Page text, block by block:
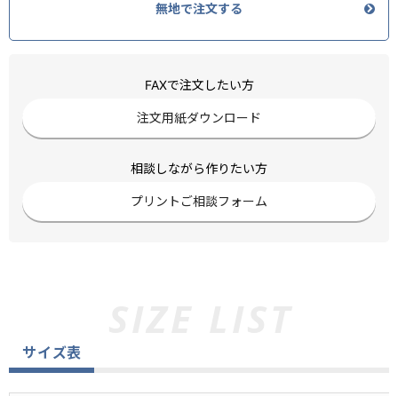
無地で注文する
FAXで注文したい方
注文用紙ダウンロード
相談しながら作りたい方
プリントご相談フォーム
サイズ表